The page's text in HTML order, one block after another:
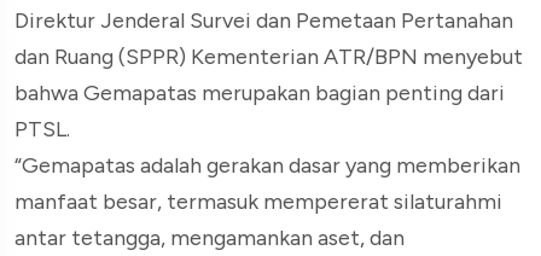
Direktur Jenderal Survei dan Pemetaan Pertanahan
dan Ruang (SPPR) Kementerian ATR/BPN menyebut
bahwa Gemapatas merupakan bagian penting dari
PTSL.
“Gemapatas adalah gerakan dasar yang memberikan
manfaat besar, termasuk mempererat silaturahmi
antar tetangga, mengamankan aset, dan